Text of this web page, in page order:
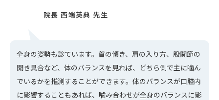
全身の姿勢も診ています。首の傾き、肩の入り方、股関節の
開き具合など、体のバランスを見れば、どちら側で主に噛ん
でいるかを推測することができます。体のバランスが口腔内
に影響することもあれば、噛み合わせが全身のバランスに影